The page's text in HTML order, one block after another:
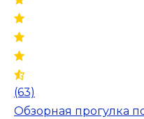
(63)
Обзорная прогулка